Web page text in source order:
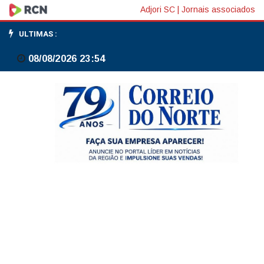
Bolsas
da
Europa
fecham
maioria
Adjori SC Jornais associados
ULTIMAS :
08/08/2026 23:54